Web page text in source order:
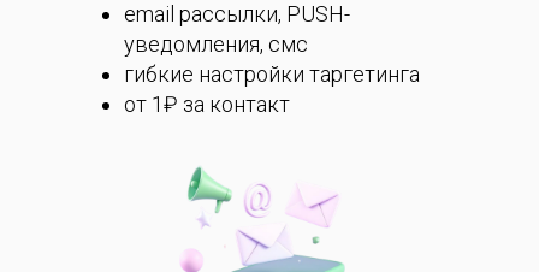
email рассылки, PUSH-
уведомления, смс
гибкие настройки таргетинга
от 1₽ за контакт